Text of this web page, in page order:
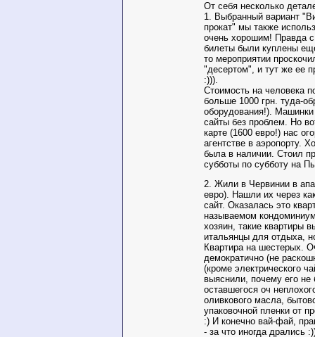
От себя несколько
1. Выбранный вариант
прокат" мы также
очень хорошим! Правда с
билеты были куплены
то мероприятии
"десертом", и тут же ее
:))).
Стоимость на человека
больше 1000 грн. туда-
оборудования!). Машинки
сайты без проблем. Но
карте (1600 евро!) нас
агентстве в аэропорту.
была в наличии. Стоил
субботы по субботу на
2. Жили в Червинии в
евро). Нашли их через
сайт. Оказалась это
называемом
хозяин, такие квартиры
итальянцы для отдыха,
Квартира на шестерых.
демократично (не
(кроме электрического
выяснили, почему его
оставшегося оч
оливкового масла,
упаковочной пленки от
:) И конечно вай-фай,
- за что иногда дрались